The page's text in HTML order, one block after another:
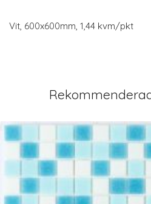
Vit, 600x600mm, 1,44 kvm/pkt